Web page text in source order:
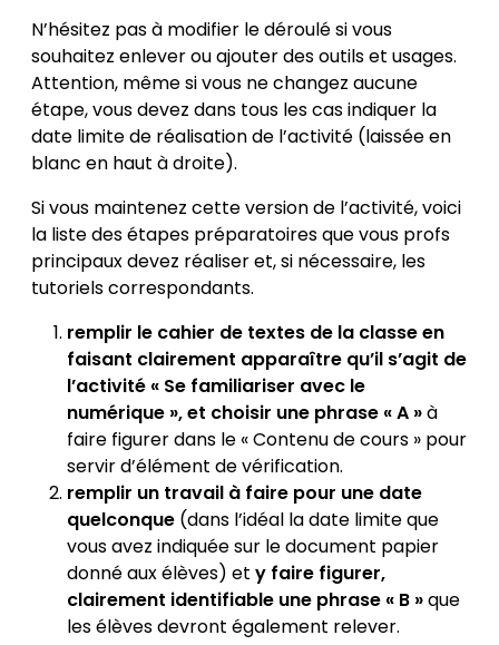
N’hésitez pas à modifier le déroulé si vous
souhaitez enlever ou ajouter des outils et usages.
Attention, même si vous ne changez aucune
étape, vous devez dans tous les cas indiquer la
date limite de réalisation de l’activité (laissée en
blanc en haut à droite).
Si vous maintenez cette version de l’activité, voici
la liste des étapes préparatoires que vous profs
principaux devez réaliser et, si nécessaire, les
tutoriels correspondants.
remplir le cahier de textes de la classe en
faisant clairement apparaître qu’il s’agit de
l’activité « Se familiariser avec le
numérique », et choisir une phrase « A »à
faire figurer dans le « Contenu de cours » pour
servir d’élément de vérification.
remplir un travail à faire pour une date
quelconque (dans l’idéal la date limite que
vous avez indiquée sur le document papier
donné aux élèves) et y faire figurer,
clairement identifiable une phrase « B »que
les élèves devront également relever.